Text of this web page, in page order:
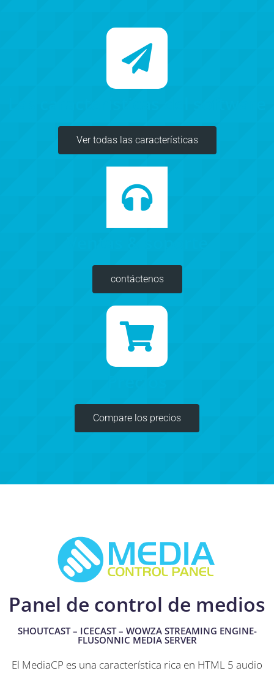
Ver todas las características
contáctenos
Compare los precios
Panel de control de medios
SHOUTCAST – ICECAST – WOWZA STREAMING ENGINE-
FLUSONNIC MEDIA SERVER
El MediaCP es una característica rica en HTML 5 audio